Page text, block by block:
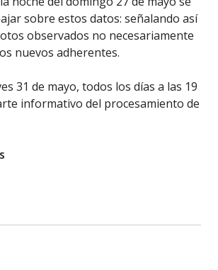
sobre estos datos: señalando así
observados no necesariamente
nuevos adherentes.
31 de mayo, todos los días a las 19
informativo del procesamiento de